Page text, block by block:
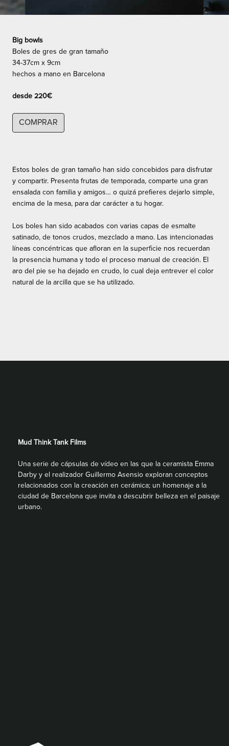
Big bowls
Boles de gres de gran tamaño
34-37cm x 9cm
hechos a mano en Barcelona
desde 220€
COMPRAR
Estos boles de gran tamaño han sido concebidos para disfrutar
y compartir. Presenta frutas de temporada, comparte una gran
ensalada con familia y amigos… o quizá prefieres dejarlo simple,
encima de la mesa, para dar carácter a tu hogar.
Los boles han sido acabados con varias capas de esmalte
satinado, de tonos crudos, mezclado a mano. Las intencionadas
líneas concéntricas que afloran en la superficie nos recuerdan
la presencia humana y todo el proceso manual de creación. El
aro del pie se ha dejado en crudo, lo cual deja entrever el color
natural de la arcilla que se ha utilizado.
Mud Think Tank Films
Una serie de cápsulas de vídeo en las que la ceramista Emma
Darby y el realizador Guillermo Asensio exploran conceptos
relacionados con la creación en cerámica; un homenaje a la
ciudad de Barcelona que invita a descubrir belleza en el paisaje
urbano.